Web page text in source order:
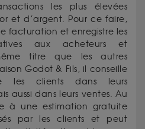
les plus élevées
et d’argent. Pour ce faire,
facturation et enregistre les
aux acheteurs et
titre que les autres
Godot & Fils, il conseille
les clients dans leurs
aussi dans leurs ventes. Au
à une estimation gratuite
par les clients et peut